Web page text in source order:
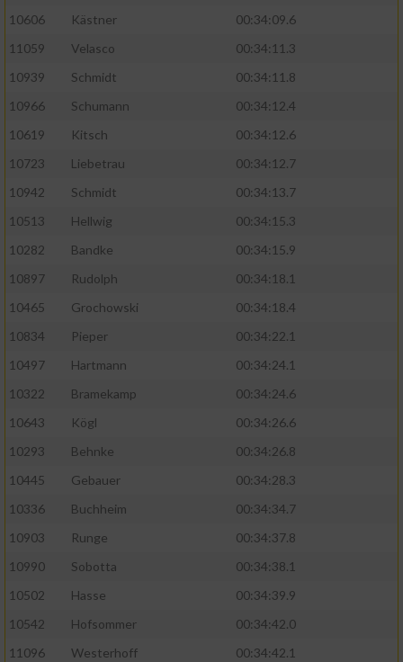
10606
Kästner
00:34:09.6
11059
Velasco
00:34:11.3
10939
Schmidt
00:34:11.8
10966
Schumann
00:34:12.4
10619
Kitsch
00:34:12.6
10723
Liebetrau
00:34:12.7
10942
Schmidt
00:34:13.7
10513
Hellwig
00:34:15.3
10282
Bandke
00:34:15.9
10897
Rudolph
00:34:18.1
10465
Grochowski
00:34:18.4
10834
Pieper
00:34:22.1
10497
Hartmann
00:34:24.1
10322
Bramekamp
00:34:24.6
10643
Kögl
00:34:26.6
10293
Behnke
00:34:26.8
10445
Gebauer
00:34:28.3
10336
Buchheim
00:34:34.7
10903
Runge
00:34:37.8
10990
Sobotta
00:34:38.1
10502
Hasse
00:34:39.9
10542
Hofsommer
00:34:42.0
11096
Westerhoff 00:34:42.1